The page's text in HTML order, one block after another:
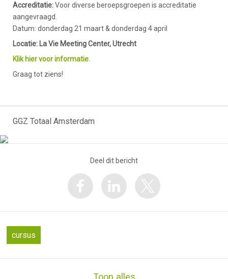
Accreditatie:Voor diverse beroepsgroepen is accreditatie
aangevraagd.
Datum: donderdag 21 maart & donderdag 4 april
Locatie: La Vie Meeting Center, Utrecht
Klik hier voor informatie.
Graag tot ziens!
GGZ Totaal Amsterdam
Deel dit bericht
cursus
Toon alles